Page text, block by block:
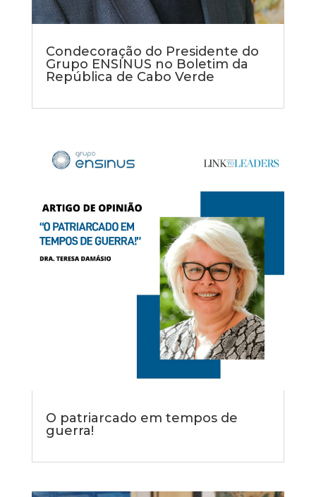
Condecoração do Presidente do
Grupo ENSINUS no Boletim da
República de Cabo Verde
O patriarcado em tempos de
guerra!